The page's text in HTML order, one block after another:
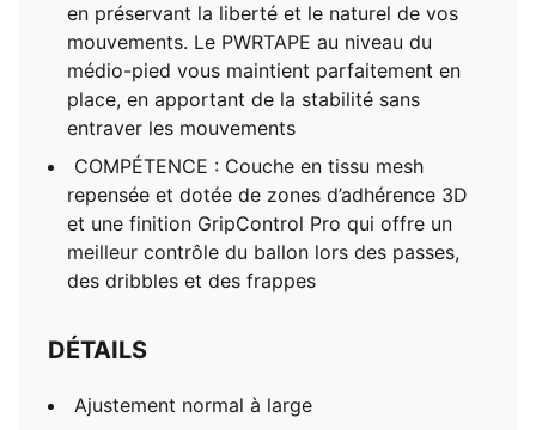
en préservant la liberté et le naturel de vos
mouvements. Le PWRTAPE au niveau du
médio-pied vous maintient parfaitement en
place, en apportant de la stabilité sans
entraver les mouvements
COMPÉTENCE : Couche en tissu mesh
repensée et dotée de zones d’adhérence 3D
et une finition GripControl Pro qui offre un
meilleur contrôle du ballon lors des passes,
des dribbles et des frappes
DÉTAILS
Ajustement normal à large